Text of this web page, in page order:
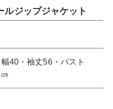
ルジップジャケット
40・袖丈56・バスト